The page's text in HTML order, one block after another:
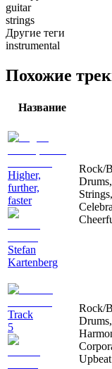
guitar
strings
Другие теги
instrumental
Похожие
Название
Higher,
further,
faster
Stefan
Kartenberg
Rock/
Track
5
Rock/
Upbeat